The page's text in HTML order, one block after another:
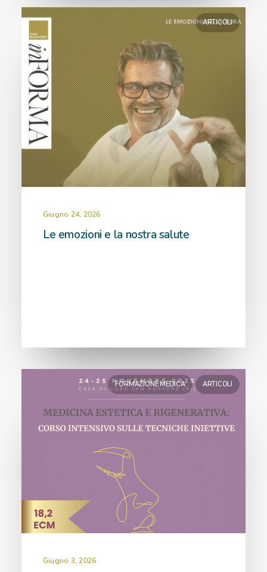
ARTICOLI
Giugno 24, 2026
Le emozioni e la nostra salute
FORMAZIONE MEDICA ARTICOLI
Giugno 3, 2026